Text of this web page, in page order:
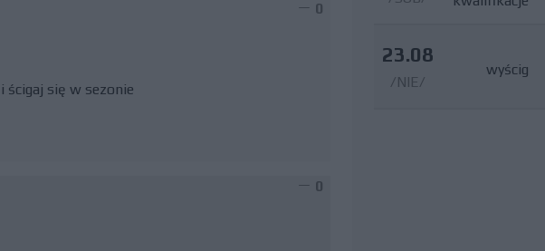
0
się w sezonie
0
23.08
/NIE/
wyścig